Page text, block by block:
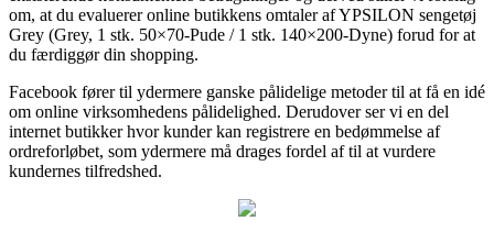
om, at du evaluerer online butikkens omtaler af YPSILON sengetøj
Grey (Grey, 1 stk. 50×70-Pude / 1 stk. 140×200-Dyne) forud for at
du færdiggør din shopping.
Facebook fører til ydermere ganske pålidelige metoder til at få en idé
om online virksomhedens pålidelighed. Derudover ser vi en del
internet butikker hvor kunder kan registrere en bedømmelse af
ordreforløbet, som ydermere må drages fordel af til at vurdere
kundernes tilfredshed.